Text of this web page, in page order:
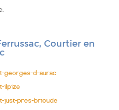
Courtier en
georges-d-aurac
ilpize
just-pres-brioude